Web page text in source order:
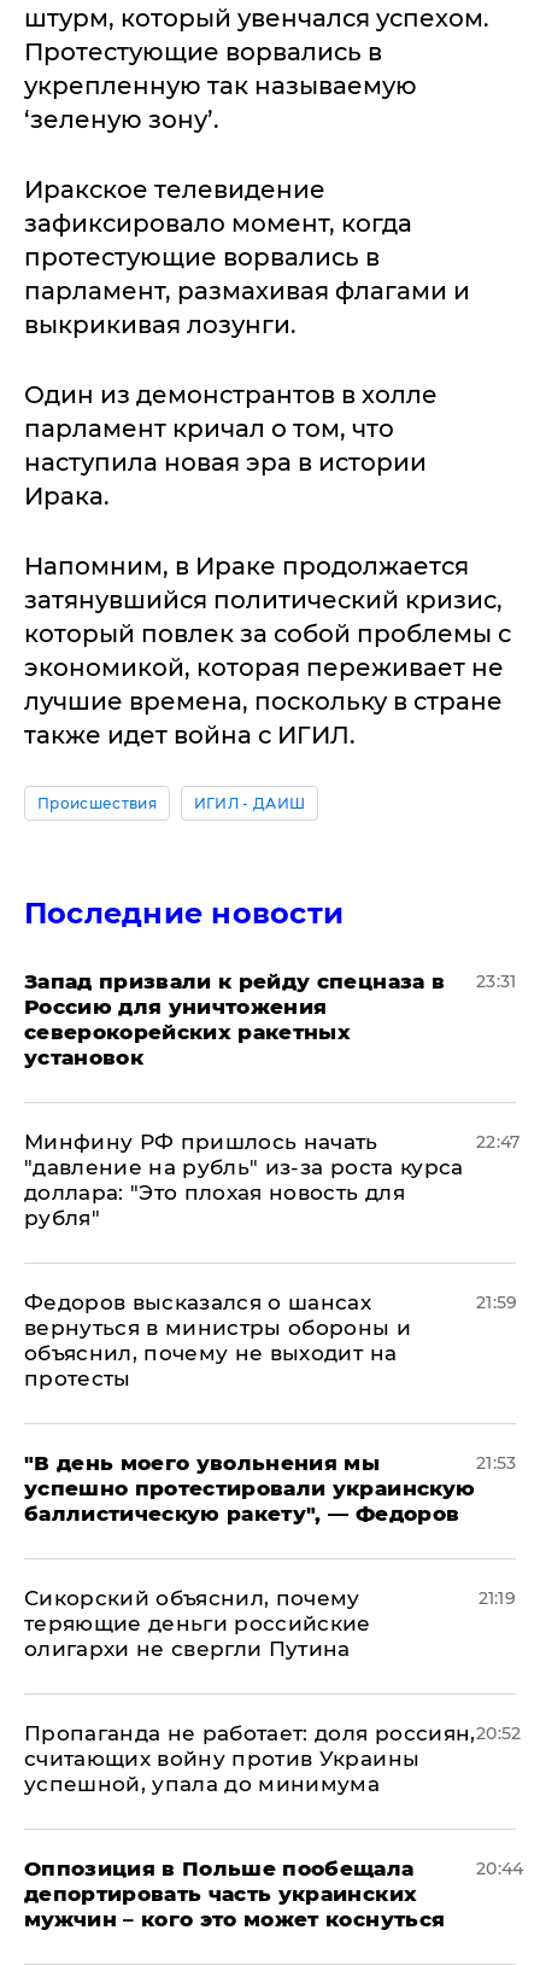
штурм, который увенчался успехом.
Протестующие ворвались в
укрепленную так называемую
‘зеленую зону’.
Иракское телевидение
зафиксировало момент, когда
протестующие ворвались в
парламент, размахивая флагами и
выкрикивая лозунги.
Один из демонстрантов в холле
парламент кричал о том, что
наступила новая эра в истории
Ирака.
Напомним, в Ираке продолжается
затянувшийся политический кризис,
который повлек за собой проблемы с
экономикой, которая переживает не
лучшие времена, поскольку в стране
также идет война с ИГИЛ.
Происшествия ИГИЛ - ДАИШ
Последние новости
Запад призвали к рейду спецназа в
Россию для уничтожения
северокорейских ракетных
установок
23:31
Минфину РФ пришлось начать
"давление на рубль" из-за роста курса
доллара: "Это плохая новость для
рубля"
22:47
Федоров высказался о шансах
вернуться в министры обороны и
объяснил, почему не выходит на
протесты
21:59
​"В день моего увольнения мы
успешно протестировали украинскую
баллистическую ракету", — Федоров
21:53
Сикорский объяснил, почему
теряющие деньги российские
олигархи не свергли Путина
21:19
​Пропаганда не работает: доля россиян,
считающих войну против Украины
успешной, упала до минимума
20:52
Оппозиция в Польше пообещала
депортировать часть украинских
мужчин – кого это может коснуться
20:44